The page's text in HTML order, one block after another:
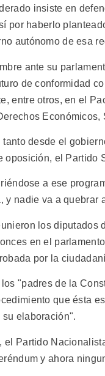
insiste en
por haberlo
autónomo de esa
ante su
de conformidad
entre otros, en el
Económicos,
desde el
oposición, el Partido
a ese
y nadie va a quebrar
los
en el
por la
"padres de la
que ésta
elaboración".
el Partido
y ahora